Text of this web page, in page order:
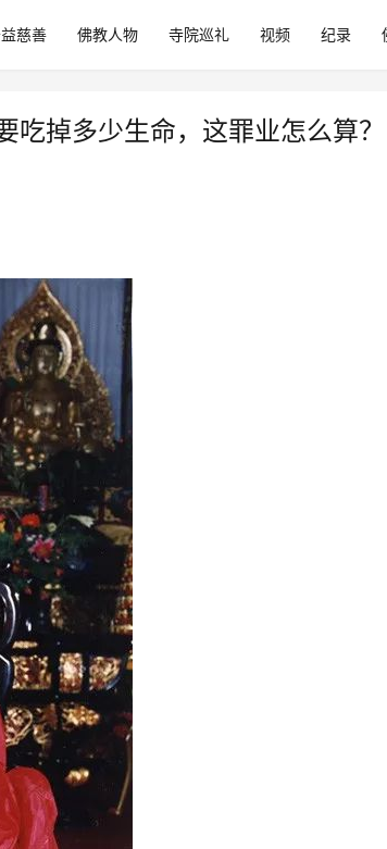
慈善 佛教人物 寺院巡礼 视频 纪录
掉多少生命，这罪业怎么算？